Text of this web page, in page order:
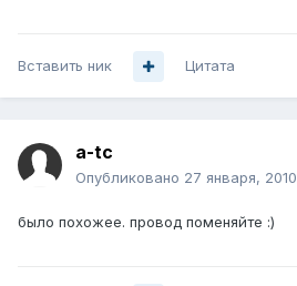
Вставить ник Цитата
a-tc
Опубликовано 27 января, 2010
было похожее. провод поменяйте :)